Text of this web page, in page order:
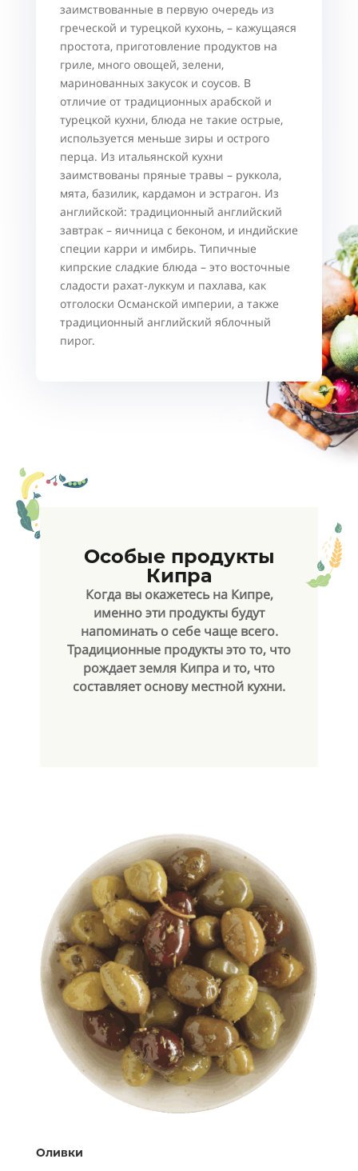
заимствованные в первую очередь из
греческой и турецкой кухонь, – кажущаяся
простота, приготовление продуктов на
гриле, много овощей, зелени,
маринованных закусок и соусов. В
отличие от традиционных арабской и
турецкой кухни, блюда не такие острые,
используется меньше зиры и острого
перца. Из итальянской кухни
заимствованы пряные травы – руккола,
мята, базилик, кардамон и эстрагон. Из
английской: традиционный английский
завтрак – яичница с беконом, и индийские
специи карри и имбирь. Типичные
кипрские сладкие блюда – это восточные
сладости рахат-луккум и пахлава, как
отголоски Османской империи, а также
традиционный английский яблочный
пирог.
Особые продукты
Кипра
Когда вы окажетесь на Кипре,
именно эти продукты будут
напоминать о себе чаще всего.
Традиционные продукты это то, что
рождает земля Кипра и то, что
составляет основу местной кухни.
Оливки